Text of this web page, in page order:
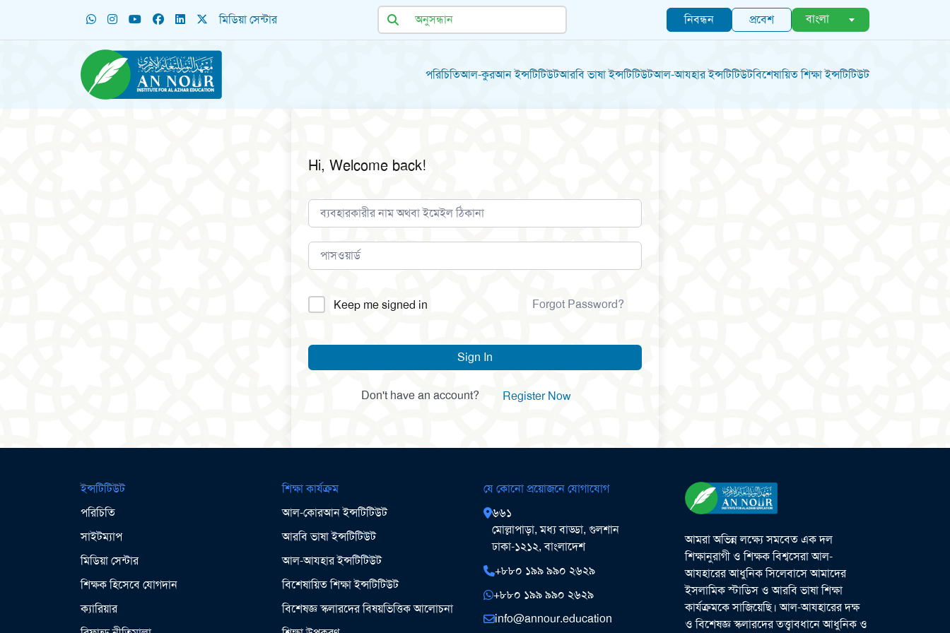
মিডিয়া সেন্টার নিবন্ধন প্রবেশ বাংলা
পরিচিতিআল-কুরআন ইন্সটিটিউটআরবি ভাষা ইন্সটিটিউটআল-আযহার ইন্সটিটিউটবিশেষায়িত শিক্ষা ইন্সটিটিউট
Hi, Welcome back!
Alternative:
Keep me signed in Forgot Password?
Sign In
Don't have an account? Register Now
ইন্সটিটিউট
পরিচিতি
সাইটম্যাপ
মিডিয়া সেন্টার
শিক্ষক হিসেবে যোগদান
ক্যারিয়ার
শিক্ষা কার্যক্রম
আল-কোরআন ইন্সটিটিউট
আরবি ভাষা ইন্সটিটিউট
আল-আযহার ইন্সটিটিউট
বিশেষায়িত শিক্ষা ইন্সটিটিউট
বিশেষজ্ঞ স্কলারদের বিষয়ভিত্তিক আলোচনা
যে কোনো প্রয়োজনে যোগাযোগ
৬৬১
মোল্লাপাড়া, মধ্য বাড্ডা, গুলশান
ঢাকা-১২১২, বাংলাদেশ
+৮৮০ ১৯৯ ৯৯০ ২৬২৯
+৮৮০ ১৯৯ ৯৯০ ২৬২৯
info@annour.education
আমরা অভিন্ন লক্ষ্যে সমবেত এক দল
শিক্ষানুরাগী ও শিক্ষক বিশ্বসেরা আল-
আযহারের আধুনিক সিলেবাসে আমাদের
ইসলামিক স্টাডিস ও আরবি ভাষা শিক্ষা
কার্যক্রমকে সাজিয়েছি। আল-আযহারের দক্ষ
ও বিশেষজ্ঞ স্কলারদের তত্ত্বাবধানে আধুনিক ও